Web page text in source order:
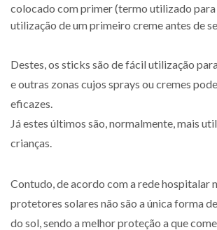
colocado com primer (termo utilizado para
utilização de um primeiro creme antes de
Destes, os sticks são de fácil utilização
e outras zonas cujos sprays ou cremes
eficazes.
Já estes últimos são, normalmente, mais
crianças.
Contudo, de acordo com a rede hospitalar
protetores solares não são a única forma
do sol, sendo a melhor proteção a que